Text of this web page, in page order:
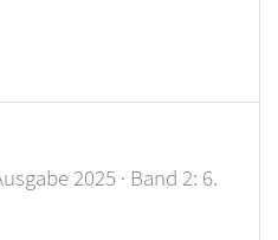
2025 · Band 2: 6.